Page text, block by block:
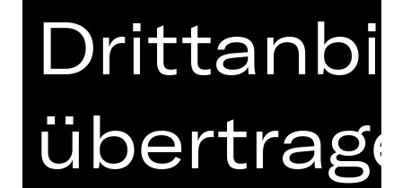
besuchen und mit Volker, Frosty und
LIVING 3000 reden, sie über
Hintergründe der Story aushorchen
in die WG bewerben – und so Teil der
Handlung werden. Aber Achtung:
Volker und Frosty sind gnadenlos,